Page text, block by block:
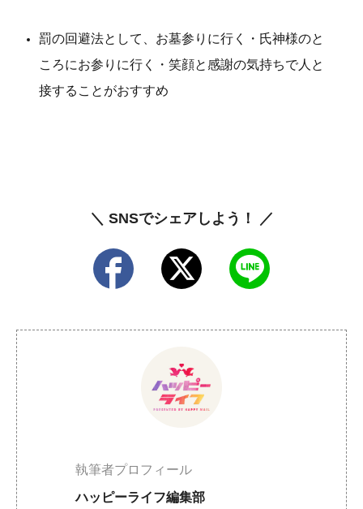
罰の回避法として、お墓参りに行く・氏神様のと
ころにお参りに行く・笑顔と感謝の気持ちで人と
接することがおすすめ
＼ SNSでシェアしよう！ ／
執筆者プロフィール
ハッピーライフ編集部